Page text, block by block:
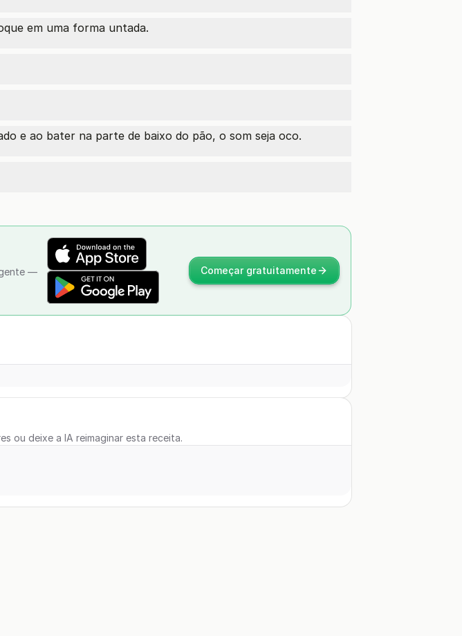
em uma forma untada.
e ao bater na parte de baixo do pão, o som seja oco.
—
Começar gratuitamente
ou deixe a IA reimaginar esta receita.